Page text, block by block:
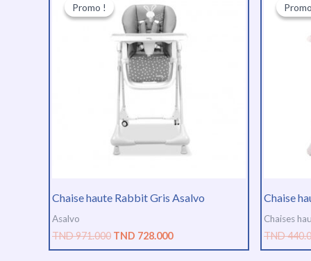
Promo !
Chaise haute Rabbit Gris Asalvo
Promo !
Asalvo
TND971.000
initial
était :
TND
971.000.
TND 728.000
actuel
est :
TND
728.000.
Chaise
Chaises
TND